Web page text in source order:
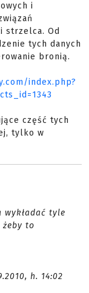
i
strzelca. Od
tych danych
bronią.
index.php?
część tych
tylko w
wykładać tyle
żeby to
h. 14:02